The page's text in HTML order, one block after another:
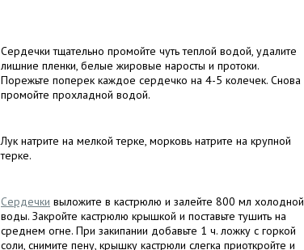
Сердечки тщательно промойте чуть теплой водой, удалите
лишние пленки, белые жировые наросты и протоки.
Порежьте поперек каждое сердечко на 4-5 колечек. Снова
промойте прохладной водой.
Лук натрите на мелкой терке, морковь натрите на крупной
терке.
Сердечки выложите в кастрюлю и залейте 800 мл холодной
воды. Закройте кастрюлю крышкой и поставьте тушить на
среднем огне. При закипании добавьте 1 ч. ложку с горкой
соли, снимите пену, крышку кастрюли слегка приоткройте и